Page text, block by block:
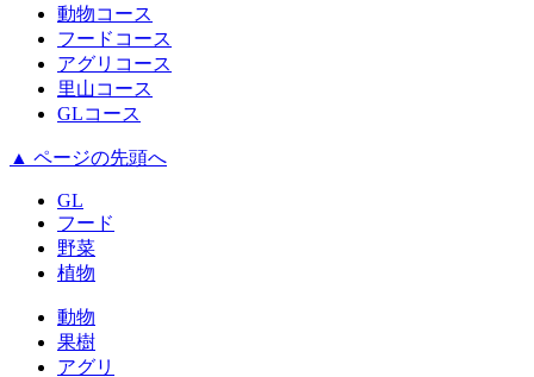
動物コース
フードコース
アグリコース
里山コース
GLコース
▲ ページの先頭へ
GL
フード
野菜
植物
動物
果樹
アグリ